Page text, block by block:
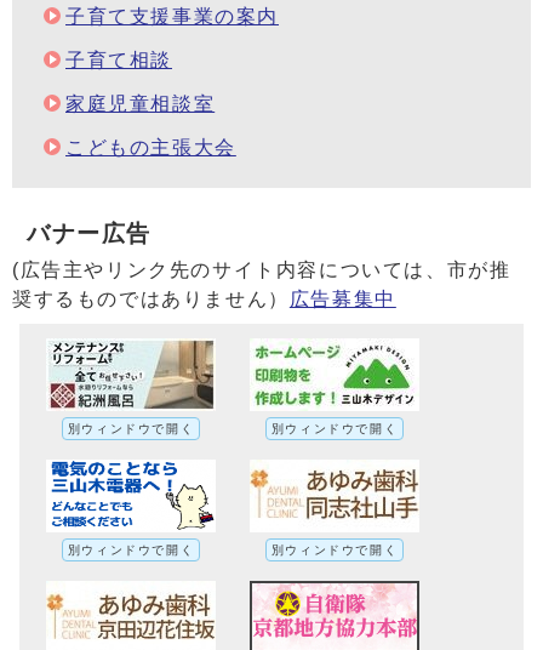
子育て支援事業の案内
子育て相談
家庭児童相談室
こどもの主張大会
バナー広告
(広告主やリンク先のサイト内容については、市が推
奨するものではありません）
広告募集中
別ウィンドウで開く 別ウィンドウで開く
別ウィンドウで開く 別ウィンドウで開く